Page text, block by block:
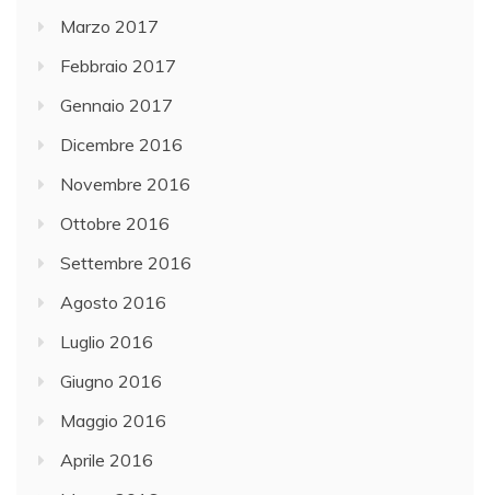
Marzo 2017
Febbraio 2017
Gennaio 2017
Dicembre 2016
Novembre 2016
Ottobre 2016
Settembre 2016
Agosto 2016
Luglio 2016
Giugno 2016
Maggio 2016
Aprile 2016